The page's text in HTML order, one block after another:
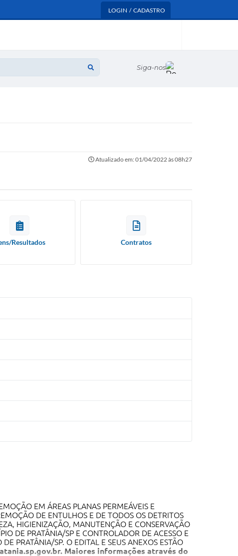
LOGIN / CADASTRO
Siga-nos
Atualizado em: 01/04/2022 às 08h27
Resultados Contratos
EM ÁREAS PLANAS PERMEÁVEIS E
DE ENTULHOS E DE TODOS OS DETRITOS
HIGIENIZAÇÃO, MANUTENÇÃO E CONSERVAÇÃO
DE PRATÂNIA/SP E CONTROLADOR DE ACESSO E
PRATÂNIA/SP. O EDITAL E SEUS ANEXOS ESTÃO
. Maiores informações através do